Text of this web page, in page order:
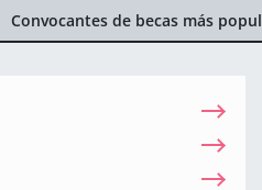
Convocantes de becas más